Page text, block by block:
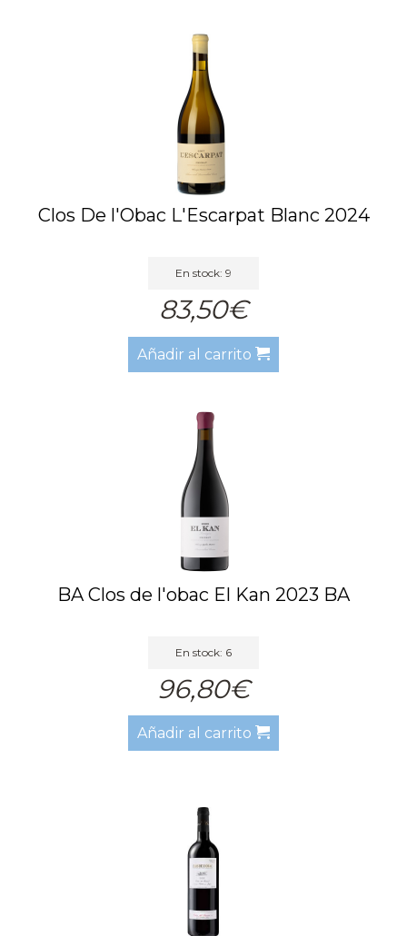
Clos De l'Obac L'Escarpat Blanc 2024
En stock: 9
83,50€
Añadir al carrito
BA Clos de l'obac El Kan 2023 BA
En stock: 6
96,80€
Añadir al carrito